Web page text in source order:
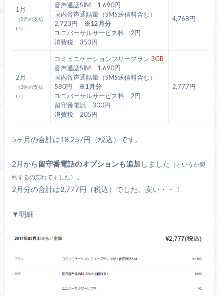
1月
（2月の支払
い）
音声通話SIM 1,690円
国内音声通話量（SMS送信料含む）
2,723円
※12月分
ユニバーサルサービス料 2円
消費税 353円
4,768円
2月
（3月の支払
い）
コミュニケーションフリープラン 3GB
音声通話SIM 1,690円
国内音声通話量（SMS送信料含む）
580円
※1月分
ユニバーサルサービス料 2円
留守番電話 300円
消費税 205円
2,777円
5ヶ月の合計は18,257円（税込）です。
2月から留守番電話のオプションも追加 しました （というか契
約するの忘れてました） 。
2月分の合計は2,777円（税込）でした。安い・・！
▼明細